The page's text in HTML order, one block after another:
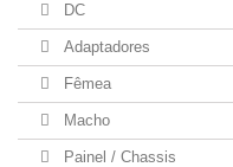
DC
Adaptadores
Fêmea
Macho
Painel / Chassis